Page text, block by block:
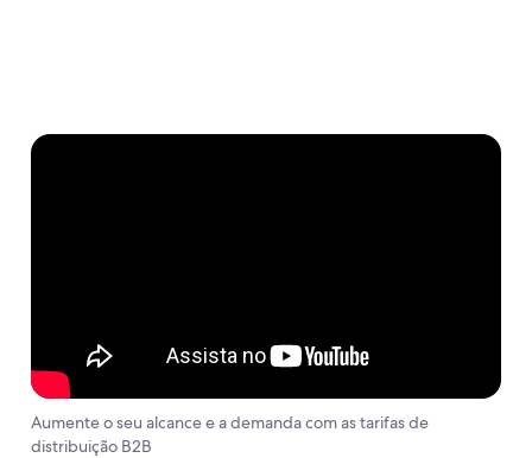
Aumente o seu alcance e a demanda com as tarifas de
distribuição B2B